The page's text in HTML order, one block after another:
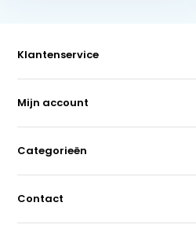
Klantenservice
Mijn account
Categorieën
Contact